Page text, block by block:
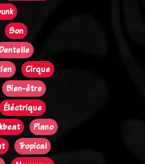
Son
Dentelle
Cirque
Bien-être
Éléctrique
Piano
Tropical